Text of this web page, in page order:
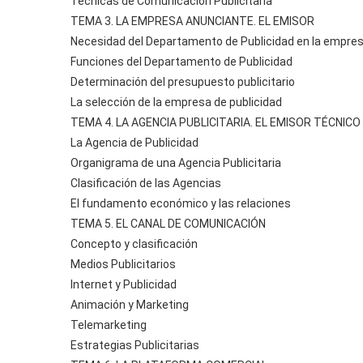
TEMA 3. LA EMPRESA ANUNCIANTE. EL EMISOR
Necesidad del Departamento de Publicidad en la
Funciones del Departamento de Publicidad
Determinación del presupuesto publicitario
La selección de la empresa de publicidad
TEMA 4. LA AGENCIA PUBLICITARIA. EL EMISOR TÉCNICO
La Agencia de Publicidad
Organigrama de una Agencia Publicitaria
Clasificación de las Agencias
El fundamento económico y las relaciones
TEMA 5. EL CANAL DE COMUNICACIÓN
Concepto y clasificación
Medios Publicitarios
Internet y Publicidad
Animación y Marketing
Telemarketing
Estrategias Publicitarias